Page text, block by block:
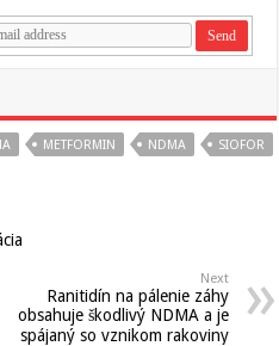
METFORMIN NDMA
SIOFOR
Next
Ranitidín na pálenie záhy
obsahuje škodlivý NDMA a je
spájaný so vznikom rakoviny